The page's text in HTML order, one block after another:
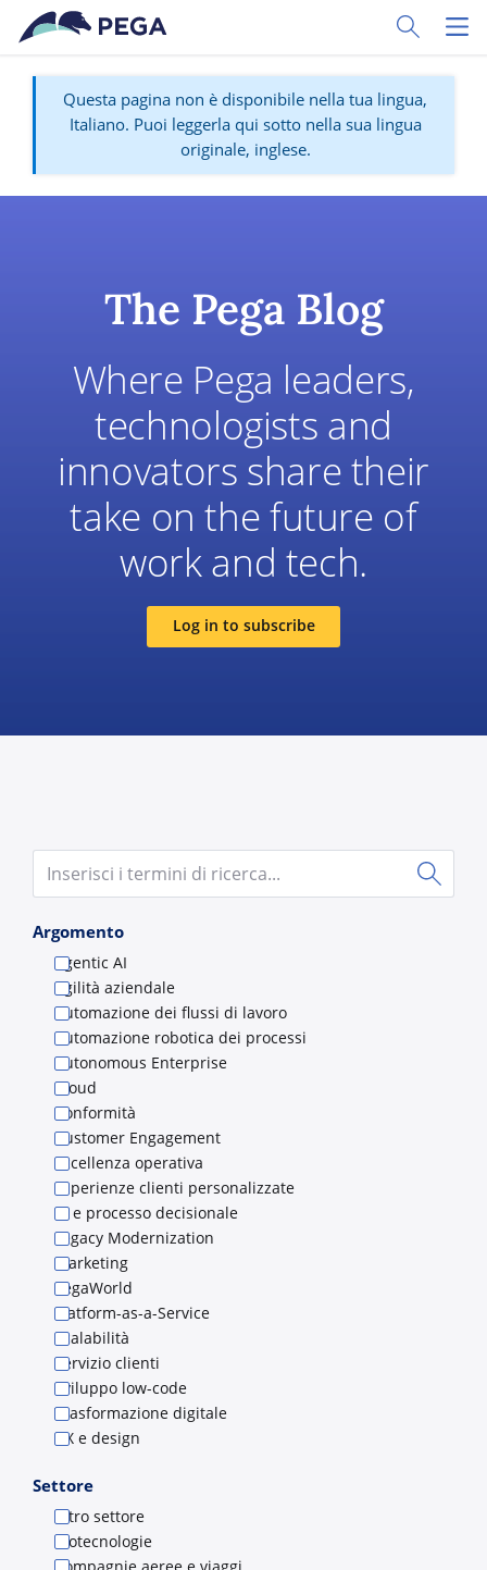
Vai direttamente al contenuto principale
Toggle
Questa pagina non è disponibile nella tua lingua,
Italiano. Puoi leggerla qui sotto nella sua lingua
originale, inglese.
The Pega Blog
Where Pega leaders,
technologists and
innovators share their
take on the future of
work and tech.
Log in to subscribe
Submit
Argomento
Agentic AI
Agilità aziendale
Automazione dei flussi di lavoro
Automazione robotica dei processi
Autonomous Enterprise
Cloud
Conformità
Customer Engagement
Eccellenza operativa
Esperienze clienti personalizzate
IA e processo decisionale
Legacy Modernization
Marketing
PegaWorld
Platform-as-a-Service
Scalabilità
Servizio clienti
Sviluppo low-code
Trasformazione digitale
UX e design
Settore
Altro settore
Biotecnologie